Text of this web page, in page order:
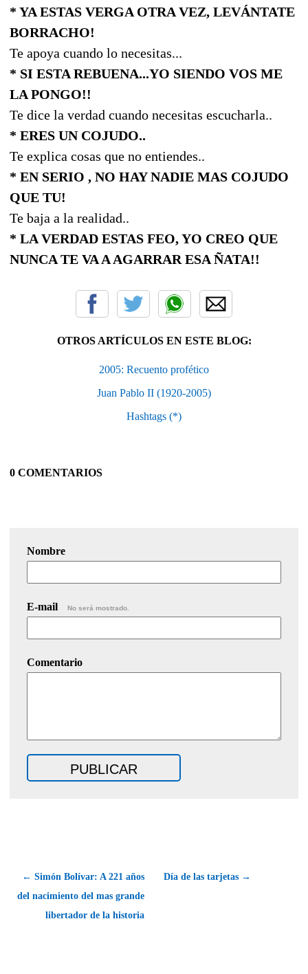
* YA ESTAS VERGA OTRA VEZ, LEVÁNTATE
BORRACHO!
Te apoya cuando lo necesitas...
* SI ESTA REBUENA...YO SIENDO VOS ME
LA PONGO!!
Te dice la verdad cuando necesitas escucharla..
* ERES UN COJUDO..
Te explica cosas que no entiendes..
* EN SERIO , NO HAY NADIE MAS COJUDO
QUE TU!
Te baja a la realidad..
* LA VERDAD ESTAS FEO, YO CREO QUE
NUNCA TE VA A AGARRAR ESA ÑATA!!
OTROS ARTÍCULOS EN ESTE BLOG:
2005: Recuento profético
Juan Pablo II (1920-2005)
Hashtags (*)
0 COMENTARIOS
Nombre
E-mail No será mostrado.
Comentario
← Simón Bolívar: A 221 años
del nacimiento del mas grande
libertador de la historia
Día de las tarjetas →